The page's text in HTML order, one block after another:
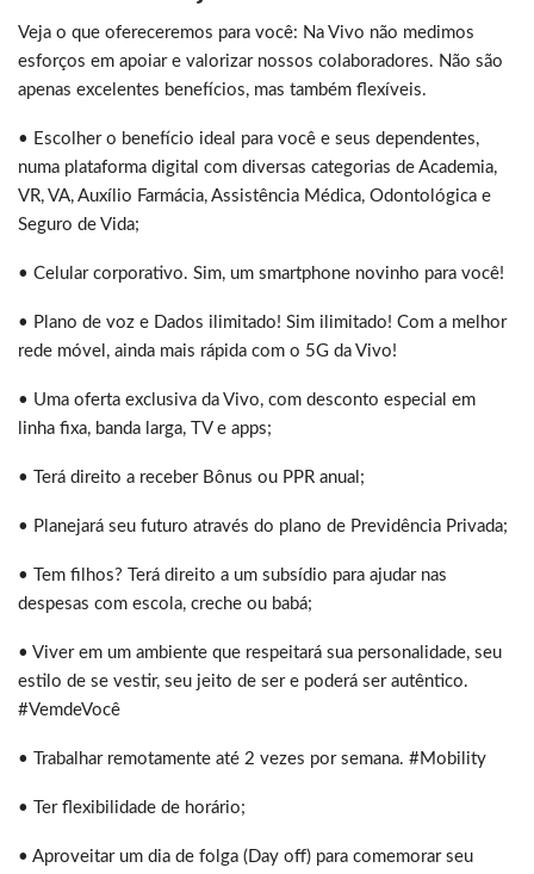
Veja o que ofereceremos para você: Na Vivo não medimos
esforços em apoiar e valorizar nossos colaboradores. Não são
apenas excelentes benefícios, mas também flexíveis.
• Escolher o benefício ideal para você e seus dependentes,
numa plataforma digital com diversas categorias de Academia,
VR, VA, Auxílio Farmácia, Assistência Médica, Odontológica e
Seguro de Vida;
• Celular corporativo. Sim, um smartphone novinho para você!
• Plano de voz e Dados ilimitado! Sim ilimitado! Com a melhor
rede móvel, ainda mais rápida com o 5G da Vivo!
• Uma oferta exclusiva da Vivo, com desconto especial em
linha fixa, banda larga, TV e apps;
• Terá direito a receber Bônus ou PPR anual;
• Planejará seu futuro através do plano de Previdência Privada;
• Tem filhos? Terá direito a um subsídio para ajudar nas
despesas com escola, creche ou babá;
• Viver em um ambiente que respeitará sua personalidade, seu
estilo de se vestir, seu jeito de ser e poderá ser autêntico.
#VemdeVocê
• Trabalhar remotamente até 2 vezes por semana. #Mobility
• Ter flexibilidade de horário;
• Aproveitar um dia de folga (Day off) para comemorar seu